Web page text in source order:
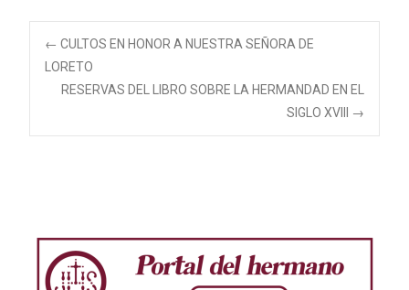
Navegación
← CULTOS EN HONOR A NUESTRA SEÑORA DE
LORETO
RESERVAS DEL LIBRO SOBRE LA HERMANDAD EN EL
SIGLO XVIII
→